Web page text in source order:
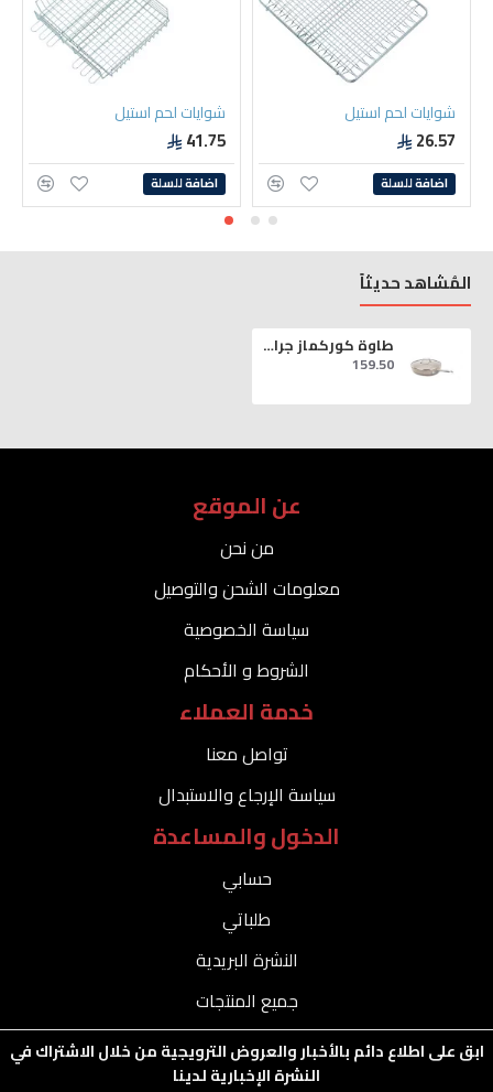
شوايات لحم استيل
26.57
اضافة للسلة
شوايات لحم استيل
41.75
اضافة للسلة
المُشاهد حديثاً
طاوة كوركماز جرانيتا غطاء قزاز 24 سم
159.50
عن الموقع
من نحن
معلومات الشحن والتوصيل
سياسة الخصوصية
الشروط و الأحكام
خدمة العملاء
تواصل معنا
سياسة الإرجاع والاستبدال
الدخول والمساعدة
حسابي
طلباتي
النشرة البريدية
جميع المنتجات
ابق على اطلاع دائم بالأخبار والعروض الترويجية من خلال الاشتراك في
النشرة الإخبارية لدينا